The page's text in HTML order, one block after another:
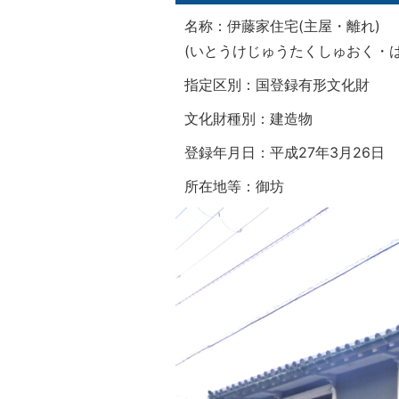
名称：伊藤家住宅(主屋・離れ)
(いとうけじゅうたくしゅおく・
指定区別：国登録有形文化財
文化財種別：建造物
登録年月日：平成27年3月26日
所在地等：御坊